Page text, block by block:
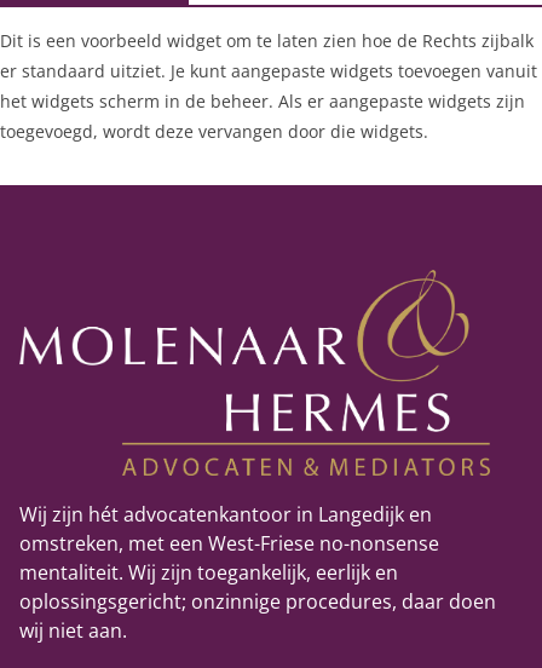
Dit is een voorbeeld widget om te laten zien hoe de Rechts zijbalk
er standaard uitziet. Je kunt aangepaste widgets toevoegen vanuit
het widgets scherm in de beheer. Als er aangepaste widgets zijn
toegevoegd, wordt deze vervangen door die widgets.
Wij zijn hét advocatenkantoor in Langedijk en
omstreken, met een West-Friese no-nonsense
mentaliteit. Wij zijn toegankelijk, eerlijk en
oplossingsgericht; onzinnige procedures, daar doen
wij niet aan.